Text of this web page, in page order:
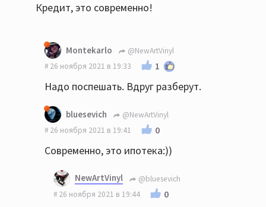
Кредит, это современно!
Montekarlo
@NewArtVinyl
26 ноября 2021 в 19:33
1
Надо поспешать. Вдруг разберут.
bluesevich
@NewArtVinyl
26 ноября 2021 в 19:41
0
Современно, это ипотека:))
NewArtVinyl
@bluesevich
26 ноября 2021 в 19:44
0